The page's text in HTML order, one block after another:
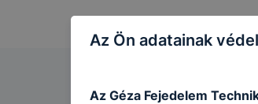
Az Ön adatainak
Az Géza Fejedelem